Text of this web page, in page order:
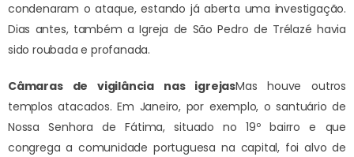
condenaram o ataque, estando já aberta uma investigação.
Dias antes, também a Igreja de São Pedro de Trélazé havia
sido roubada e profanada.
Câmaras de vigilância nas igrejasMas houve outros
templos atacados. Em Janeiro, por exemplo, o santuário de
Nossa Senhora de Fátima, situado no 19º bairro e que
congrega a comunidade portuguesa na capital, foi alvo de